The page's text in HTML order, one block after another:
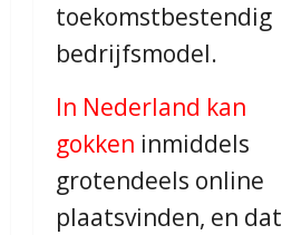
toekomstbestendig
bedrijfsmodel.
In Nederland kan
gokken inmiddels
grotendeels online
plaatsvinden, en dat